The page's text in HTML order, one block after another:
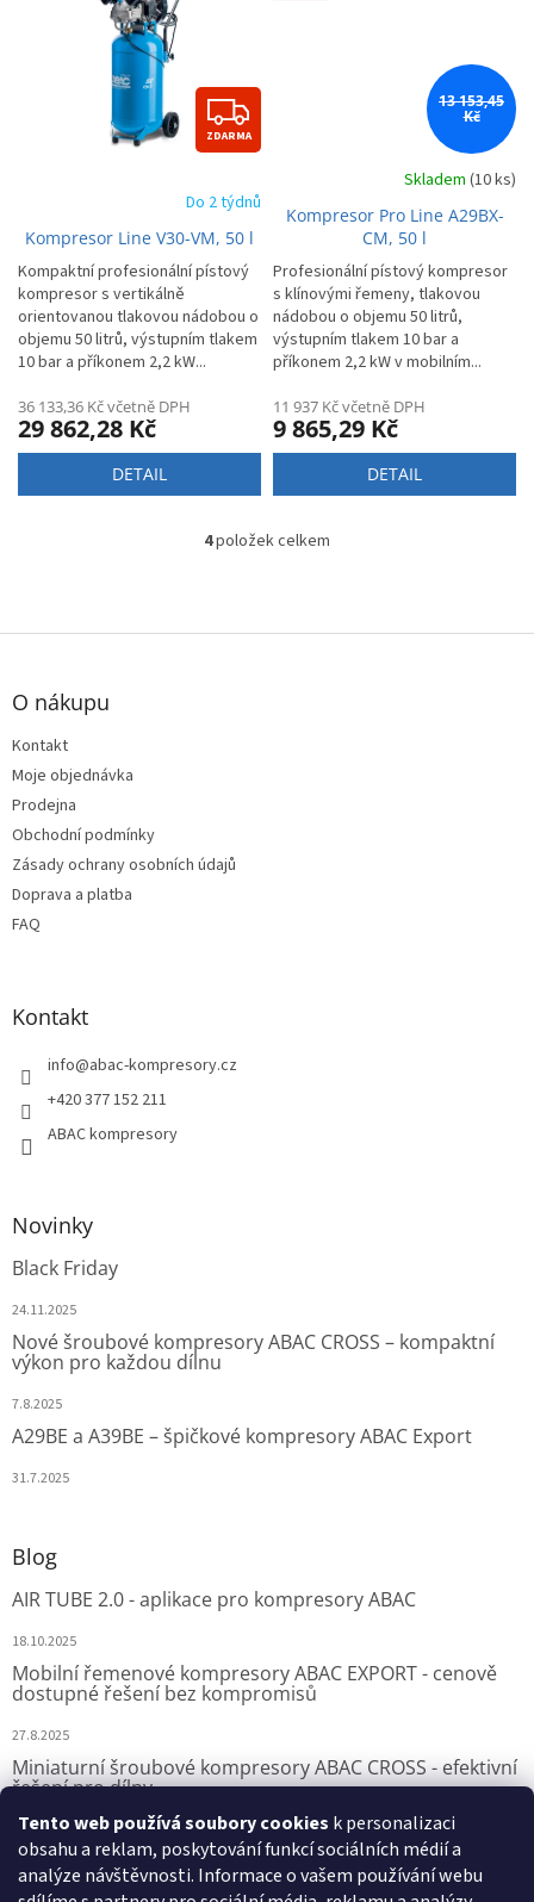
Tento web používá soubory cookies k personalizaci
obsahu a reklam, poskytování funkcí sociálních médií a
analýze návštěvnosti. Informace o vašem používání webu
Z
D
A
R
M
A
ZDARMA
Do 2 týdnů
Kompresor Line V30-VM, 50 l
Kompaktní profesionální pístový
kompresor s vertikálně
orientovanou tlakovou nádobou o
objemu 50 litrů, výstupním tlakem
10 bar a příkonem 2,2 kW...
36 133,36 Kč včetně DPH
29 862,28 Kč
DETAIL
13 153,45
Kč
Skladem (10 ks)
Kompresor Pro Line A29BX-
CM, 50 l
Profesionální pístový kompresor
s klínovými řemeny, tlakovou
nádobou o objemu 50 litrů,
výstupním tlakem 10 bar a
příkonem 2,2 kW v mobilním...
11 937 Kč včetně DPH
9 865,29 Kč
DETAIL
O
d
4položek celkem
Z
O nákupu
Kontakt
Moje objednávka
Prodejna
Obchodní podmínky
Zásady ochrany osobních údajů
Doprava a platba
FAQ
Kontakt
info@abac-kompresory.cz
+420 377 152 211
ABAC kompresory
Novinky
Black Friday
24.11.2025
Nové šroubové kompresory ABAC CROSS – kompaktní
výkon pro každou dílnu
7.8.2025
A29BE a A39BE – špičkové kompresory ABAC Export
31.7.2025
Blog
AIR TUBE 2.0 - aplikace pro kompresory ABAC
18.10.2025
Mobilní řemenové kompresory ABAC EXPORT - cenově
dostupné řešení bez kompromisů
27.8.2025
Miniaturní šroubové kompresory ABAC CROSS - efektivní
řešení pro dílny
7.8.2025